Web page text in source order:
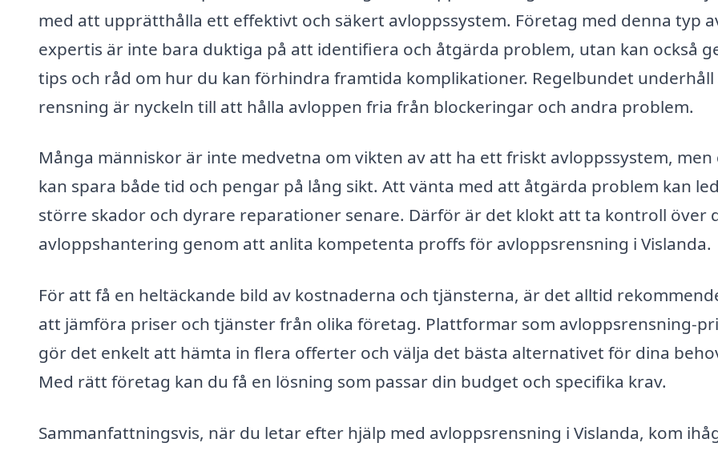
med att upprätthålla ett effektivt och säkert avloppssystem. Företag med denna typ
expertis är inte bara duktiga på att identifiera och åtgärda problem, utan kan också
tips och råd om hur du kan förhindra framtida komplikationer. Regelbundet underhåll
rensning är nyckeln till att hålla avloppen fria från blockeringar och andra problem.
Många människor är inte medvetna om vikten av att ha ett friskt avloppssystem, men
kan spara både tid och pengar på lång sikt. Att vänta med att åtgärda problem kan
större skador och dyrare reparationer senare. Därför är det klokt att ta kontroll över
avloppshantering genom att anlita kompetenta proffs för avloppsrensning i Vislanda.
För att få en heltäckande bild av kostnaderna och tjänsterna, är det alltid
att jämföra priser och tjänster från olika företag. Plattformar som avloppsrensning-
gör det enkelt att hämta in flera offerter och välja det bästa alternativet för dina
Med rätt företag kan du få en lösning som passar din budget och specifika krav.
Sammanfattningsvis, när du letar efter hjälp med avloppsrensning i Vislanda, kom